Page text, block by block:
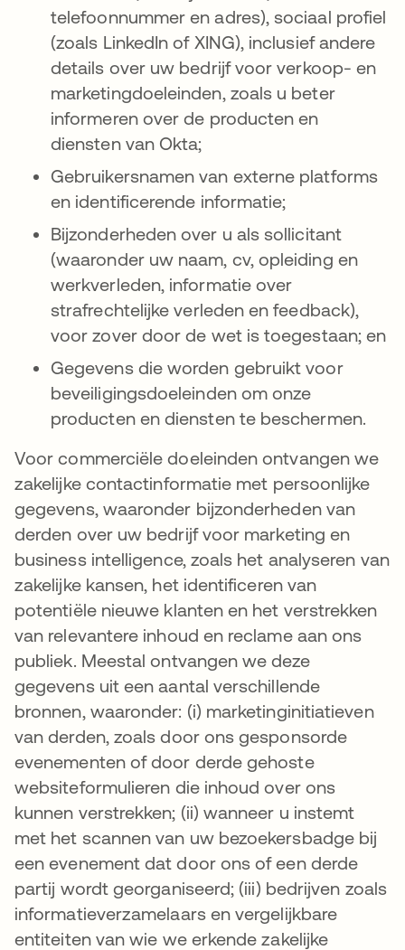
telefoonnummer en adres), sociaal profiel
(zoals LinkedIn of XING), inclusief andere
details over uw bedrijf voor verkoop- en
marketingdoeleinden, zoals u beter
informeren over de producten en
diensten van Okta;
Gebruikersnamen van externe platforms
en identificerende informatie;
Bijzonderheden over u als sollicitant
(waaronder uw naam, cv, opleiding en
werkverleden, informatie over
strafrechtelijke verleden en feedback),
voor zover door de wet is toegestaan; en
Gegevens die worden gebruikt voor
beveiligingsdoeleinden om onze
producten en diensten te beschermen.
Voor commerciële doeleinden ontvangen we
zakelijke contactinformatie met persoonlijke
gegevens, waaronder bijzonderheden van
derden over uw bedrijf voor marketing en
business intelligence, zoals het analyseren van
zakelijke kansen, het identificeren van
potentiële nieuwe klanten en het verstrekken
van relevantere inhoud en reclame aan ons
publiek. Meestal ontvangen we deze
gegevens uit een aantal verschillende
bronnen, waaronder: (i) marketinginitiatieven
van derden, zoals door ons gesponsorde
evenementen of door derde gehoste
websiteformulieren die inhoud over ons
kunnen verstrekken; (ii) wanneer u instemt
met het scannen van uw bezoekersbadge bij
een evenement dat door ons of een derde
partij wordt georganiseerd; (iii) bedrijven zoals
informatieverzamelaars en vergelijkbare
entiteiten van wie we erkende zakelijke